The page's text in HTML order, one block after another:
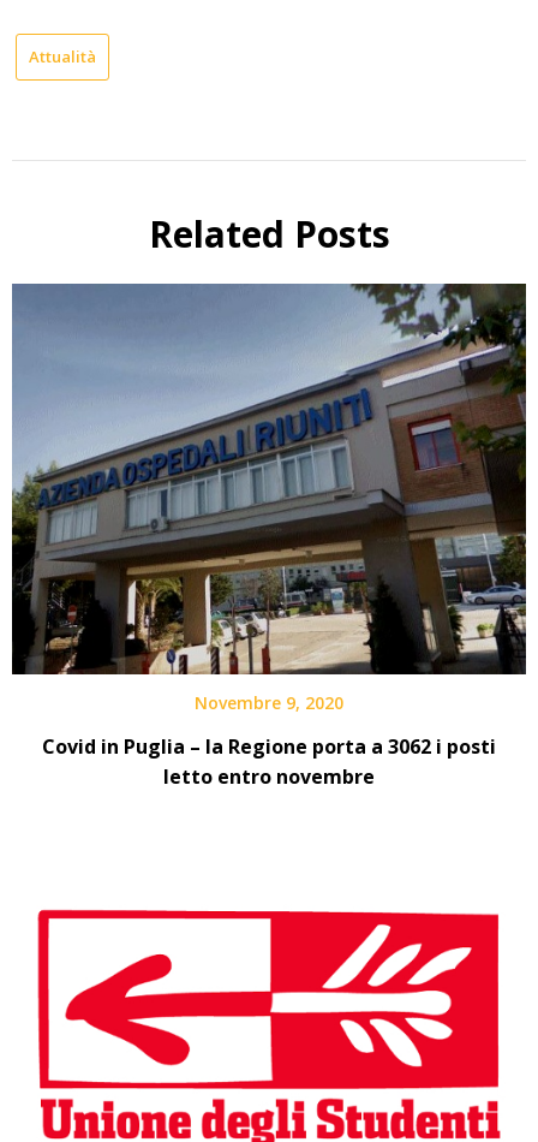
Attualità
Related Posts
Novembre 9, 2020
Covid in Puglia – la Regione porta a 3062 i posti
letto entro novembre